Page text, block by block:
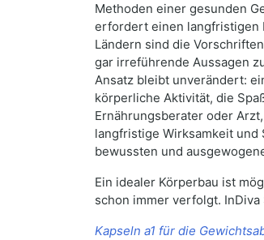
Methoden einer gesunden
erfordert einen langfristigen
Ländern sind die
gar irreführende Aussagen
Ansatz bleibt unverändert:
körperliche Aktivität, die
Ernährungsberater oder
langfristige Wirksamkeit
bewussten und
Ein idealer Körperbau ist
schon immer verfolgt.
Kapseln a1 für die